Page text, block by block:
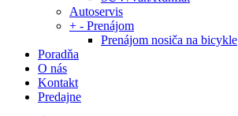
Autoservis
+ - Prenájom
Prenájom nosiča na bicykle
Poradňa
O nás
Kontakt
Predajne